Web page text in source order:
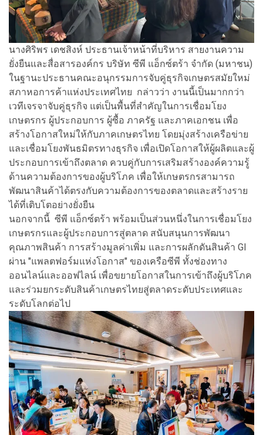
นางศิริพร เดชสิงห์ ประธานเจ้าหน้าที่บริหาร สายงานความ
ยั่งยืนและสื่อสารองค์กร บริษัท ซีพี แอ็กซ์ตร้า จำกัด (มหาชน)
ในฐานะประธานคณะอนุกรรมการจับคู่ธุรกิจเกษตรสมัยใหม่
สภาหอการค้าแห่งประเทศไทย กล่าวว่า งานนี้เป็นมากกว่า
เวทีเจรจาจับคู่ธุรกิจ แต่เป็นพื้นที่สำคัญในการเชื่อมโยง
เกษตรกร ผู้ประกอบการ ผู้ซื้อ ภาครัฐ และภาคเอกชน เพื่อ
สร้างโอกาสใหม่ให้กับภาคเกษตรไทย โดยมุ่งสร้างเครือข่าย
และเชื่อมโยงพันธมิตรทางธุรกิจ เพื่อเปิดโอกาสให้ผู้ผลิตและผู้
ประกอบการเข้าถึงตลาด ควบคู่กับการเสริมสร้างองค์ความรู้
ด้านความต้องการของผู้บริโภค เพื่อให้เกษตรกรสามารถ
พัฒนาสินค้าได้ตรงกับความต้องการของตลาดและสร้างราย
ได้ที่เติบโตอย่างยั่งยืน
นอกจากนี้ ซีพี แอ็กซ์ตร้า พร้อมเป็นส่วนหนึ่งในการเชื่อมโยง
เกษตรกรและผู้ประกอบการสู่ตลาด สนับสนุนการพัฒนา
คุณภาพสินค้า การสร้างมูลค่าเพิ่ม และการผลักดันสินค้า GI
ผ่าน "แพลตฟอร์มแห่งโอกาส" ของเครือซีพี ทั้งช่องทาง
ออนไลน์และออฟไลน์ เพื่อขยายโอกาสในการเข้าถึงผู้บริโภค
และร่วมยกระดับสินค้าเกษตรไทยสู่ตลาดระดับประเทศและ
ระดับโลกต่อไป